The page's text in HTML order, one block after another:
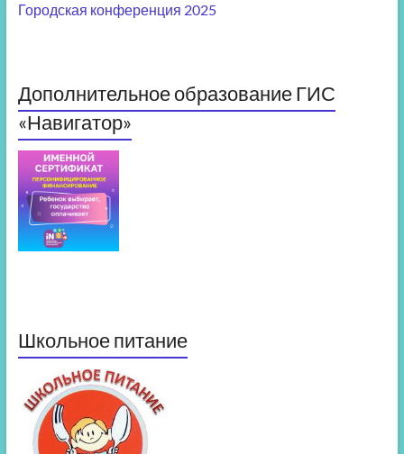
Городская конференция 2025
Дополнительное образование ГИС
«Навигатор»
Школьное питание